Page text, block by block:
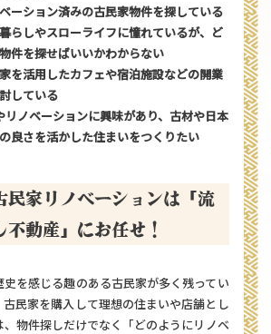
ーション済みの古民家物件を探している
らしやスローライフに憧れているが、ど
件を探せばいいかわからない
を活用したカフェや宿泊施設などの開業
している
リノベーションに興味があり、古材や日本
良さを活かした住まいをつくりたい
民家リノベーションは「流
不動産」にお任せ！
を感じる趣のある古民家が多く残ってい
古民家を購入して理想の住まいや店舗とし
物件探しだけでなく「どのようにリノベ